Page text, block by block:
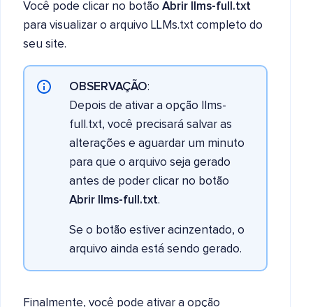
Você pode clicar no botão Abrir llms-full.txt
para visualizar o arquivo LLMs.txt completo do
seu site.
OBSERVAÇÃO:
Depois de ativar a opção llms-
full.txt, você precisará salvar as
alterações e aguardar um minuto
para que o arquivo seja gerado
antes de poder clicar no botão
Abrir llms-full.txt.
Se o botão estiver acinzentado, o
arquivo ainda está sendo gerado.
Finalmente, você pode ativar a opção